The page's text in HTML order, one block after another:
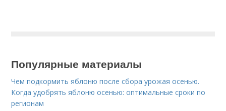
Популярные материалы
Чем подкормить яблоню после сбора урожая осенью.
Когда удобрять яблоню осенью: оптимальные сроки по
регионам